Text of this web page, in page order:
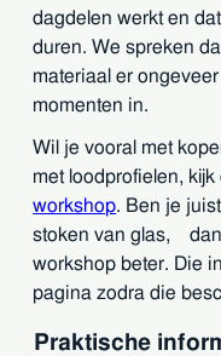
dagdelen werkt en
duren. We spreken
materiaal er
momenten in.
Wil je vooral met
met loodprofielen,
workshop. Ben je
stoken van glas,
workshop beter. Die
pagina zodra die
Praktische